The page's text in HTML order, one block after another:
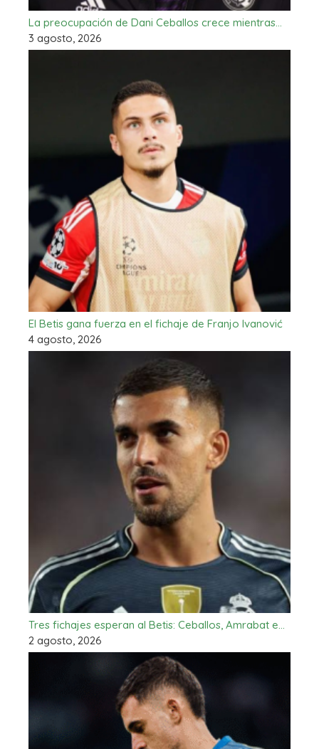
La preocupación de Dani Ceballos crece mientras…
3 agosto, 2026
El Betis gana fuerza en el fichaje de Franjo Ivanović
4 agosto, 2026
Tres fichajes esperan al Betis: Ceballos, Amrabat e…
2 agosto, 2026